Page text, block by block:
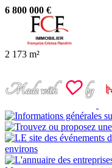
6 800 000 €
2 173 m²